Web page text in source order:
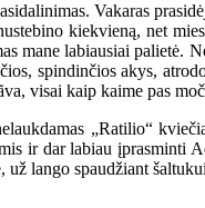
Vakaras
kiekvieną, net
mane labiausiai palietė.
spindinčios akys,
visai kaip kaime pas
„Ratilio“
ir dar labiau įprasminti
lango spaudžiant